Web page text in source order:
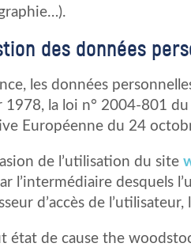
des données
les données
1978, la loi n° 2004-801
Européenne du 24
de l’utilisation du site
l’intermédiaire desquels
d’accès de
état de cause the